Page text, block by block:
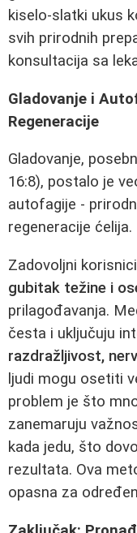
kiselo-slatki ukus
svih prirodnih
konsultacija sa
Gladovanje i
Regeneracije
Gladovanje,
16:8), postalo je
autofagije -
regeneracije ćelija.
Zadovoljni
gubitak težine i
prilagođavanja.
česta i uključuju
razdražljivost,
ljudi mogu osetiti
problem je što
zanemaruju
kada jedu, što
rezultata. Ova
opasna za